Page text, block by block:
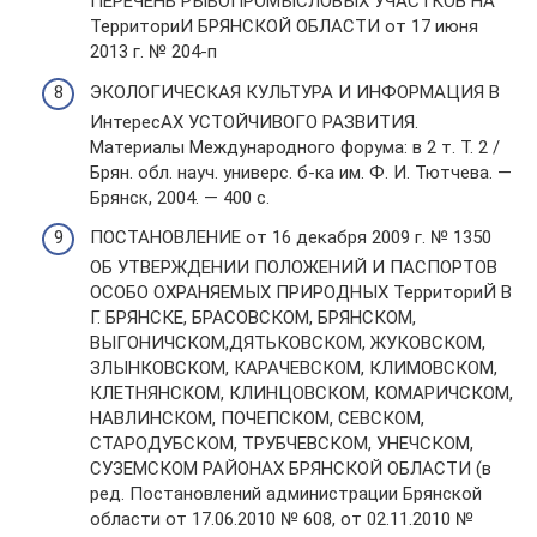
ТерриториИ БРЯНСКОЙ ОБЛАСТИ от 17 июня
2013 г. № 204-п
ЭКОЛОГИЧЕСКАЯ КУЛЬТУРА И ИНФОРМАЦИЯ В
ИнтересАХ УСТОЙЧИВОГО РАЗВИТИЯ.
Материалы Международного форума: в 2 т. Т. 2 /
Брян. обл. науч. универс. б-ка им. Ф. И. Тютчева. —
Брянск, 2004. — 400 с.
ПОСТАНОВЛЕНИЕ от 16 декабря 2009 г. № 1350
ОБ УТВЕРЖДЕНИИ ПОЛОЖЕНИЙ И ПАСПОРТОВ
ОСОБО ОХРАНЯЕМЫХ ПРИРОДНЫХ ТерриториЙ В
Г. БРЯНСКЕ, БРАСОВСКОМ, БРЯНСКОМ,
ВЫГОНИЧСКОМ,ДЯТЬКОВСКОМ, ЖУКОВСКОМ,
ЗЛЫНКОВСКОМ, КАРАЧЕВСКОМ, КЛИМОВСКОМ,
КЛЕТНЯНСКОМ, КЛИНЦОВСКОМ, КОМАРИЧСКОМ,
НАВЛИНСКОМ, ПОЧЕПСКОМ, СЕВСКОМ,
СТАРОДУБСКОМ, ТРУБЧЕВСКОМ, УНЕЧСКОМ,
СУЗЕМСКОМ РАЙОНАХ БРЯНСКОЙ ОБЛАСТИ (в
ред. Постановлений администрации Брянской
области от 17.06.2010 № 608, от 02.11.2010 №